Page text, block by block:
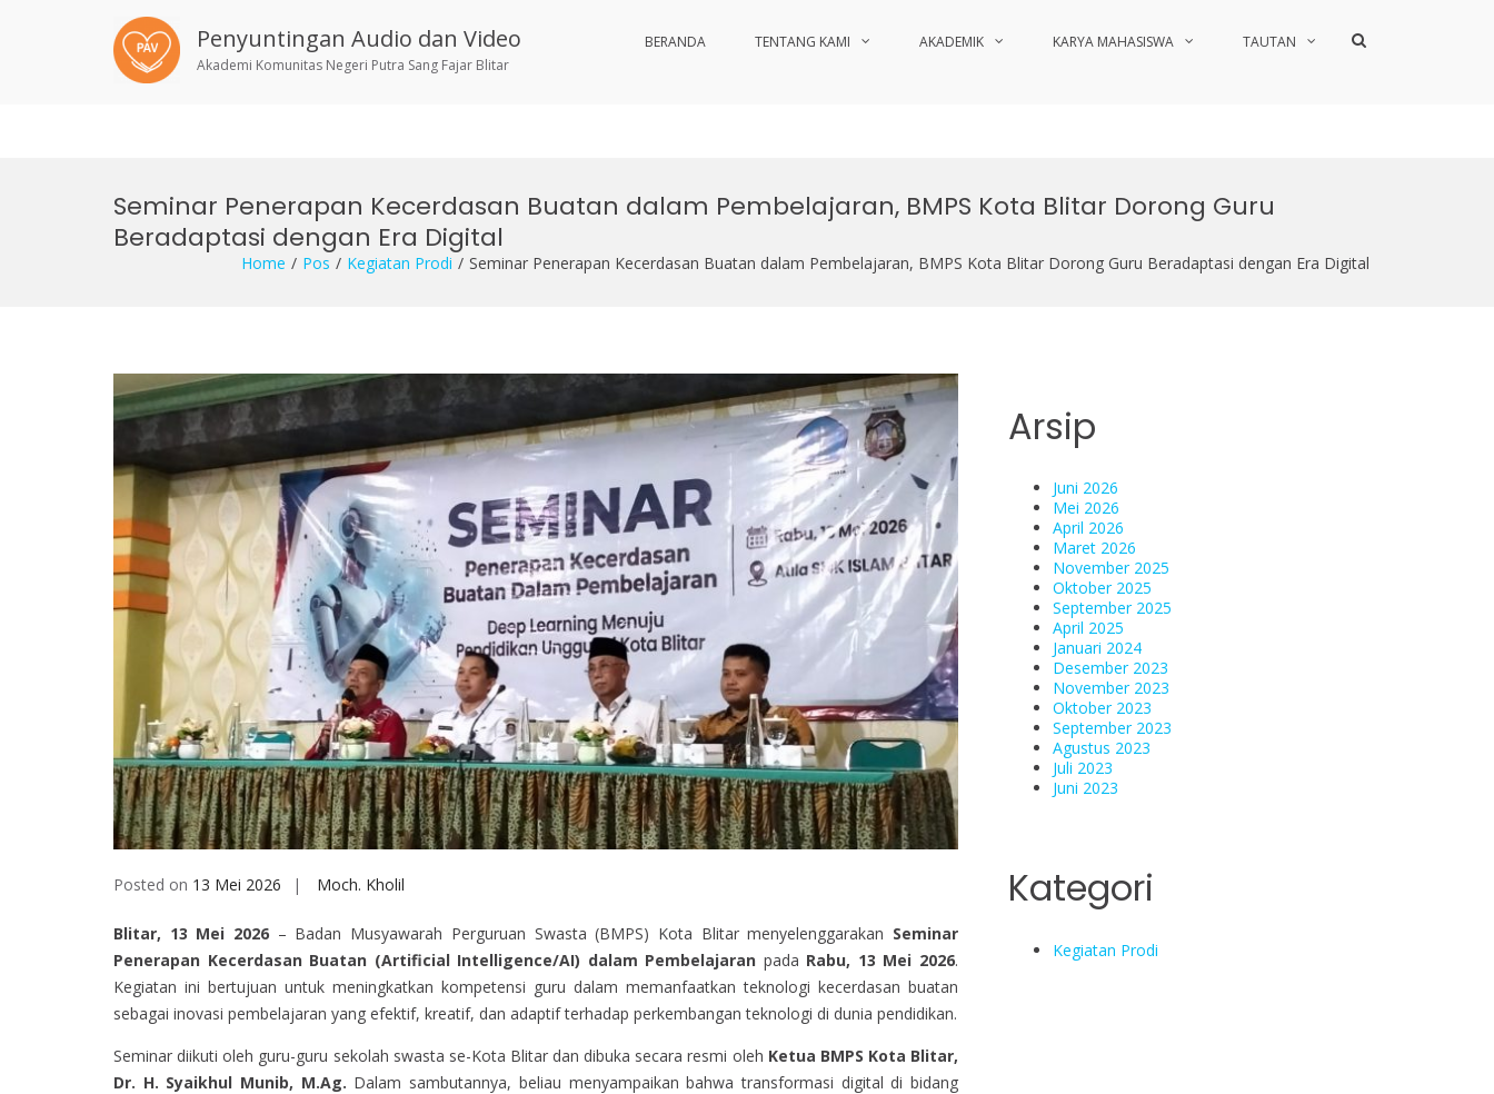
Penyuntingan Audio dan Video
Akademi Komunitas Negeri Putra Sang Fajar Blitar
BERANDA TENTANG KAMI AKADEMIK KARYA MAHASISWA TAUTAN
Show
Seminar Penerapan Kecerdasan Buatan dalam Pembelajaran, BMPS Kota Blitar Dorong Guru
Beradaptasi dengan Era Digital
Home Pos Kegiatan Prodi Seminar Penerapan Kecerdasan Buatan dalam Pembelajaran, BMPS Kota Blitar Dorong Guru Beradaptasi dengan Era Digital
Posted on 13 Mei 2026 Moch. Kholil
Blitar, 13 Mei 2026 – Badan Musyawarah Perguruan Swasta (BMPS) Kota Blitar menyelenggarakan Seminar
Penerapan Kecerdasan Buatan (Artificial Intelligence/AI) dalam Pembelajaran pada Rabu, 13 Mei 2026.
Kegiatan ini bertujuan untuk meningkatkan kompetensi guru dalam memanfaatkan teknologi kecerdasan buatan
sebagai inovasi pembelajaran yang efektif, kreatif, dan adaptif terhadap perkembangan teknologi di dunia pendidikan.
Seminar diikuti oleh guru-guru sekolah swasta se-Kota Blitar dan dibuka secara resmi oleh Ketua BMPS Kota Blitar,
Dr. H. Syaikhul Munib, M.Ag. Dalam sambutannya, beliau menyampaikan bahwa transformasi digital di bidang
Arsip
Juni 2026
Mei 2026
April 2026
Maret 2026
November 2025
Oktober 2025
September 2025
April 2025
Januari 2024
Desember 2023
November 2023
Oktober 2023
September 2023
Agustus 2023
Juli 2023
Juni 2023
Kategori
Kegiatan Prodi